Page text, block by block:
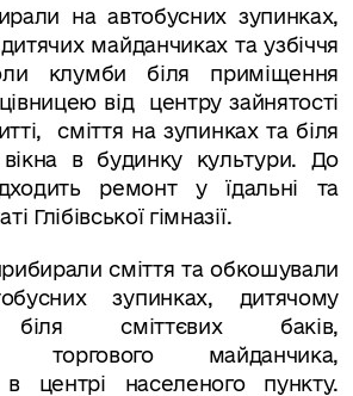
на автобусних зупинках,
майданчиках та узбіччя
клумби біля приміщення
від
центру зайнятості
сміття на зупинках та біля
в будинку культури. До
ремонт у їдальні та
Глібівської гімназії.
сміття та обкошували
зупинках, дитячому
біля сміттєвих баків,
торгового майданчика,
центрі населеного пункту.